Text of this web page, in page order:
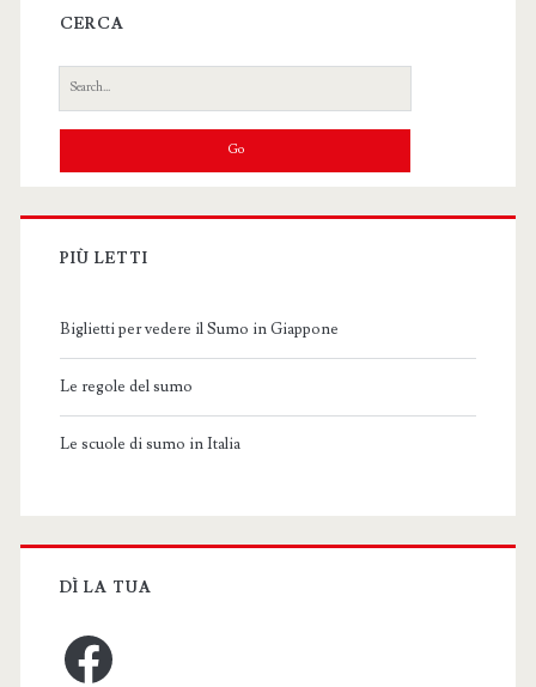
CERCA
Search
for:
PIÙ LETTI
Biglietti per vedere il Sumo in Giappone
Le regole del sumo
Le scuole di sumo in Italia
DÌ LA TUA
Facebook